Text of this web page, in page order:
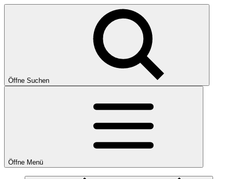
Öffne Suchen
Öffne Menü